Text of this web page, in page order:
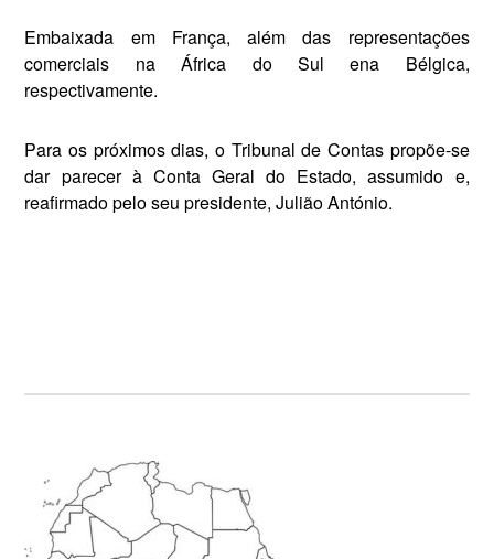
Embaixada em França, além das representações
comerciais na África do Sul ena Bélgica,
respectivamente.
Para os próximos dias, o Tribunal de Contas propõe-se
dar parecer à Conta Geral do Estado, assumido e,
reafirmado pelo seu presidente, Ju­lião António.
Primary
Sidebar